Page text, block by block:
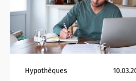
Hypothèques